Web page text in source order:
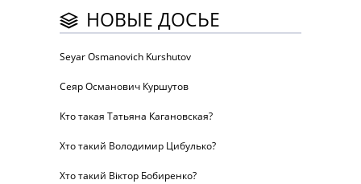
НОВЫЕ ДОСЬЕ
Seyar Osmanovich Kurshutov
Сеяр Османович Куршутов
Кто такая Татьяна Кагановская?
Хто такий Володимир Цибулько?
Хто такий Віктор Бобиренко?